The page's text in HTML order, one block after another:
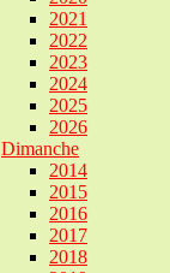
2021
2022
2023
2024
2025
2026
Dimanche
2014
2015
2016
2017
2018